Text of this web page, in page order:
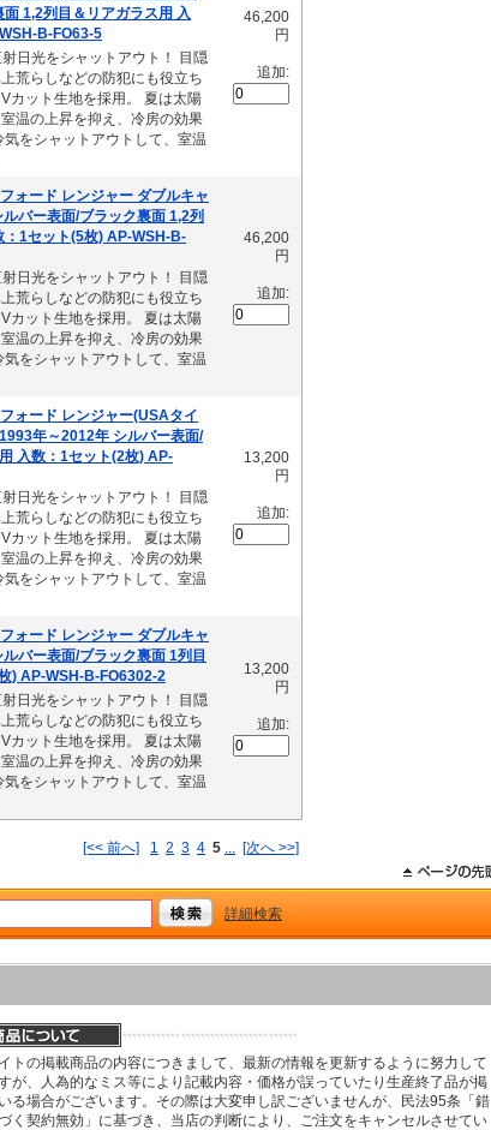
1,2列目＆リアガラス用 入
B-FO63-5
日光をシャットアウト！ 目隠
荒らしなどの防犯にも役立ち
カット生地を採用。 夏は太陽
温の上昇を抑え、冷房の効果
をシャットアウトして、室温
46,200
円
追加:
ォード レンジャー ダブルキャ
バー表面/ブラック裏面 1,2列
：1セット(5枚) AP-WSH-B-
日光をシャットアウト！ 目隠
荒らしなどの防犯にも役立ち
カット生地を採用。 夏は太陽
温の上昇を抑え、冷房の効果
をシャットアウトして、室温
46,200
円
追加:
ォード レンジャー(USAタイ
年～2012年 シルバー表面/
入数：1セット(2枚) AP-
日光をシャットアウト！ 目隠
荒らしなどの防犯にも役立ち
カット生地を採用。 夏は太陽
温の上昇を抑え、冷房の効果
をシャットアウトして、室温
13,200
円
追加:
ォード レンジャー ダブルキャ
バー表面/ブラック裏面 1列目
) AP-WSH-B-FO6302-2
日光をシャットアウト！ 目隠
荒らしなどの防犯にも役立ち
カット生地を採用。 夏は太陽
温の上昇を抑え、冷房の効果
をシャットアウトして、室温
13,200
円
追加:
[<< 前へ] 1 2 3 4 5 ... [次へ >>]
詳細検索
トの掲載商品の内容につきまして、最新の情報を更新するように努力して
が、人為的なミス等により記載内容・価格が誤っていたり生産終了品が掲
る場合がございます。その際は大変申し訳ございませんが、民法95条「錯
く契約無効」に基づき、当店の判断により、ご注文をキャンセルさせてい